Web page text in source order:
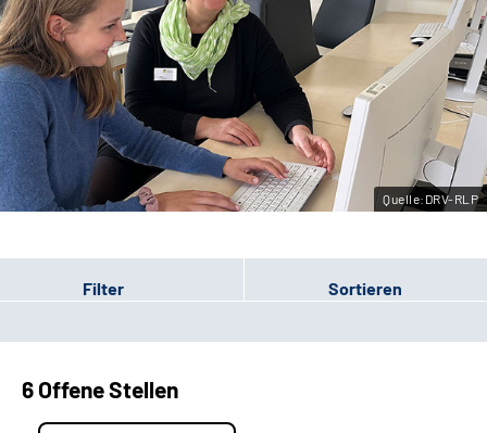
Beratungsstellen &
Zuweisende
Suche
Leichte Sprache
Gebärdensprache
Quelle:DRV-RLP
Filter Sortieren
6 Offene Stellen